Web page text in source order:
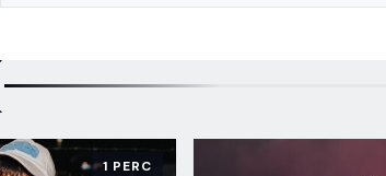
1 PERC